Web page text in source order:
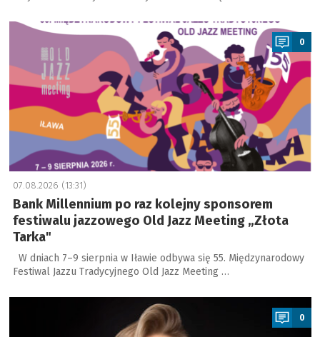
a
0
07.08.2026 (13:31)
Bank Millennium po raz kolejny sponsorem
festiwalu jazzowego Old Jazz Meeting „Złota
Tarka"
W dniach 7–9 sierpnia w Iławie odbywa się 55. Międzynarodowy
Festiwal Jazzu Tradycyjnego Old Jazz Meeting …
a
0